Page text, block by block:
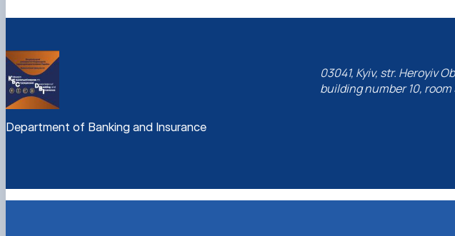
Department of Banking and Insurance
03041, Kyiv, str. Heroyiv
building number 10, room